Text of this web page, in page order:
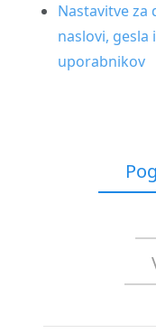
Nastavitve
naslovi,
uporabnikov